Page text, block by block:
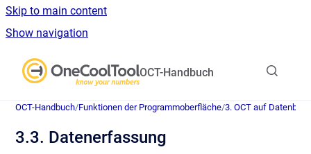
Skip to main content
Show navigation
OCT-Handbuch
OCT-Handbuch/Funktionen der Programmoberfläche/3. OCT auf
3.3. Datenerfassung